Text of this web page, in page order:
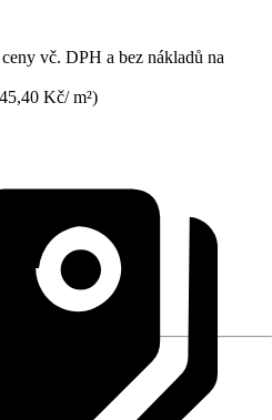
vč. DPH a bez nákladů na
Kč/ m²)